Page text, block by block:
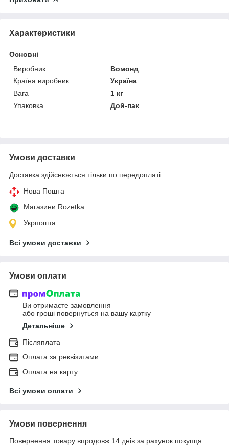
Характеристики
Основні
Виробник
Вомонд
Країна виробник
Україна
Вага
1 кг
Упаковка
Дой-пак
Умови доставки
Доставка здійснюється тільки по передоплаті.
Нова Пошта
Магазини Rozetka
Укрпошта
Всі умови доставки
Умови оплати
Ви отримаєте замовлення
або гроші повернуться на вашу картку
Детальніше
Післяплата
Оплата за реквізитами
Оплата на карту
Всі умови оплати
Умови повернення
Повернення товару впродовж 14 днів за рахунок покупця